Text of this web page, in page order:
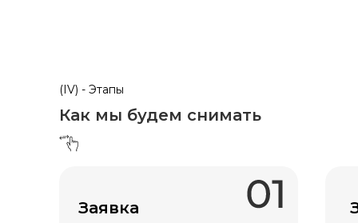
(IV) - Этапы
Как мы будем снимать
Заявка